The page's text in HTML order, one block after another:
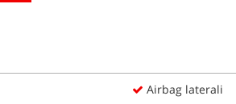
Airbag laterali